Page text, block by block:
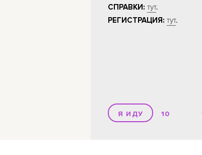
СПРАВКИ: тут.
РЕГИСТРАЦИЯ: тут.
10